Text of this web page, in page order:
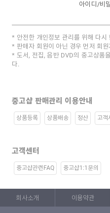
아이디/비
안전한 개인정보 관리를 위해 다시
판매자 회원이 아닌 경우 먼저 회
도서, 전집, 음반 DVD의 중고상품
다.
중고샵 판매관리 이용안내
상품등록 상품배송 정산 고객
고객센터
중고샵관련FAQ 중고샵1:1문의
회사소개 이용약관